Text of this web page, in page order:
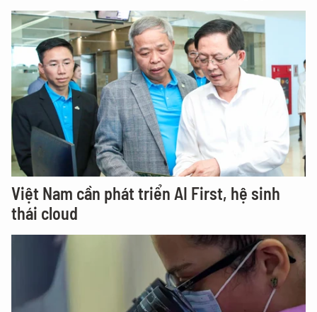
Việt Nam cần phát triển AI First, hệ sinh
thái cloud